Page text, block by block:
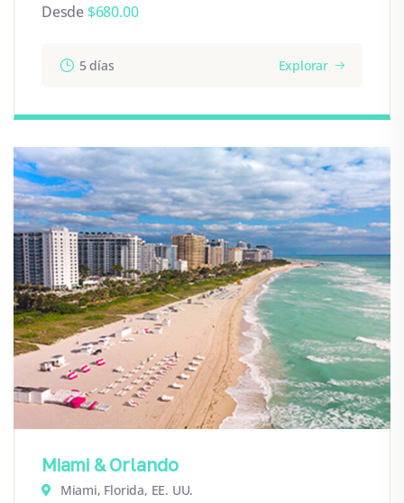
Desde $680.00
5 días Explorar
Miami & Orlando
Miami, Florida, EE. UU.